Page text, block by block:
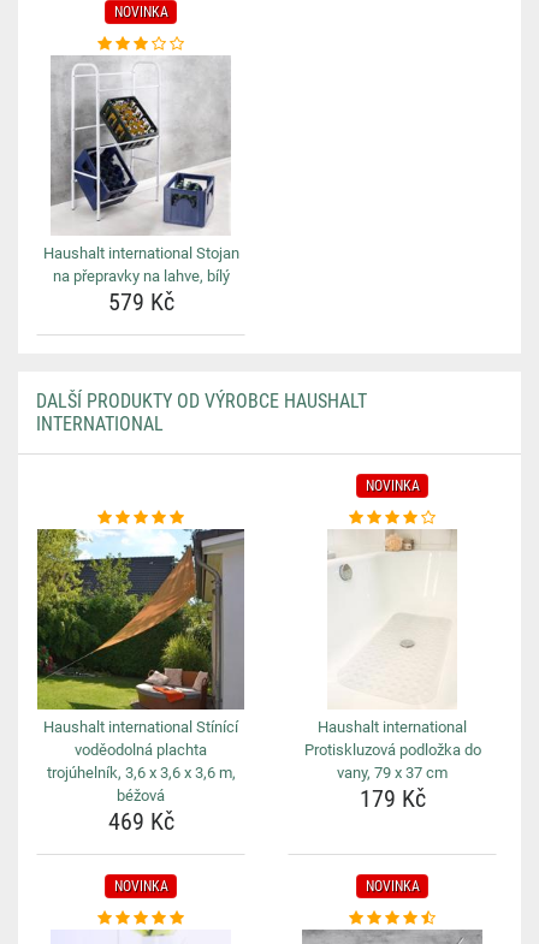
NOVINKA
Haushalt international Stojan
na přepravky na lahve, bílý
579 Kč
DALŠÍ PRODUKTY OD VÝROBCE HAUSHALT
INTERNATIONAL
Haushalt international Stínící
voděodolná plachta
trojúhelník, 3,6 x 3,6 x 3,6 m,
béžová
469 Kč
NOVINKA
Haushalt international
Protiskluzová podložka do
vany, 79 x 37 cm
179 Kč
NOVINKA NOVINKA